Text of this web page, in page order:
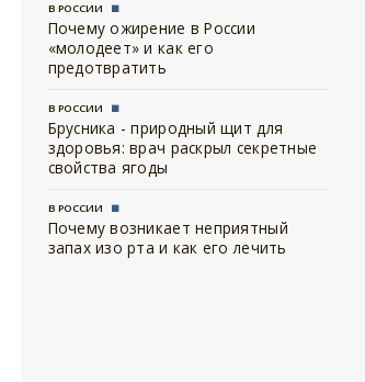
В РОССИИ
Почему ожирение в России
«молодеет» и как его
предотвратить
В РОССИИ
Брусника - природный щит для
здоровья: врач раскрыл секретные
свойства ягоды
В РОССИИ
Почему возникает неприятный
запах изо рта и как его лечить